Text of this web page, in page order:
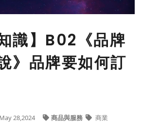
識】B02《品牌
》品牌要如何訂
May 28,2024 商品與服務 商業